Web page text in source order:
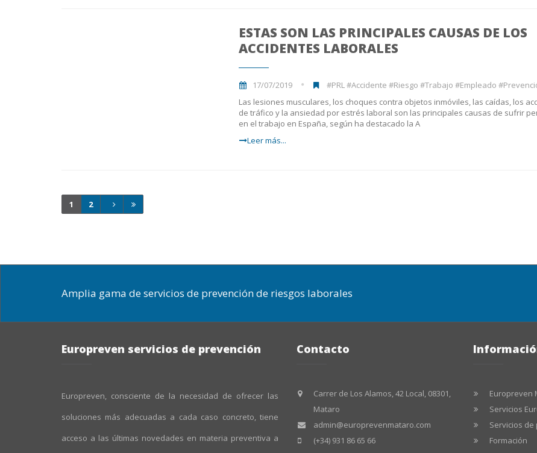
ESTAS SON LAS PRINCIPALES CAUSAS DE LOS
ACCIDENTES LABORALES
17/07/2019
#PRL #Accidente #Riesgo #Trabajo #Empleado
Las lesiones musculares, los choques contra objetos inmóviles, las caídas, los
de tráfico y la ansiedad por estrés laboral son las principales causas de sufrir
en el trabajo en España, según ha destacado la A
Leer más...
1 2
Amplia gama de servicios de prevención de riesgos laborales
Europreven servicios de prevención
Europreven, consciente de la necesidad de ofrecer las
soluciones más adecuadas a cada caso concreto, tiene
acceso a las últimas novedades en materia preventiva a
Contacto
Carrer de Los Alamos, 42 Local, 08301,
Mataro
admin@europrevenmataro.com
(+34) 931 86 65 66
Europreven
Servicios
Servicios
Formación